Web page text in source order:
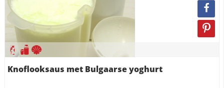
Knoflooksaus met Bulgaarse yoghurt